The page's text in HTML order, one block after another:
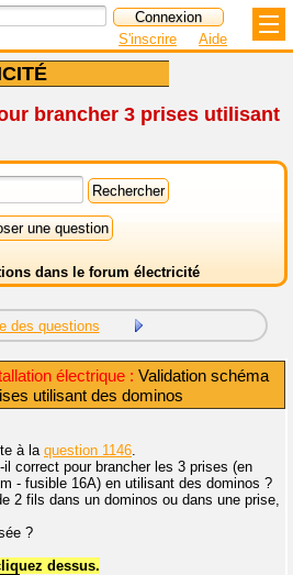
S'inscrire Aide
brancher 3 prises utilisant
dans le forum électricité
des questions
électrique : Validation schéma
utilisant des dominos
à laquestion 1146.
correct pour brancher les 3 prises (en
- fusible 16A) en utilisant des dominos ?
2 fils dans un dominos ou dans une prise,
?
dessus.